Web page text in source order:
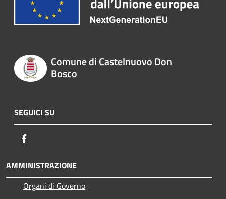
Comune di Castelnuovo Don
Bosco
SEGUICI SU
AMMINISTRAZIONE
Organi di Governo